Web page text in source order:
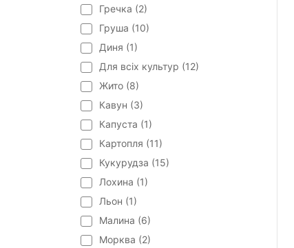
Гречка (2)
Груша (10)
Диня (1)
Для всіх культур (12)
Жито (8)
Кавун (3)
Капуста (1)
Картопля (11)
Кукурудза (15)
Лохина (1)
Льон (1)
Малина (6)
Морква (2)